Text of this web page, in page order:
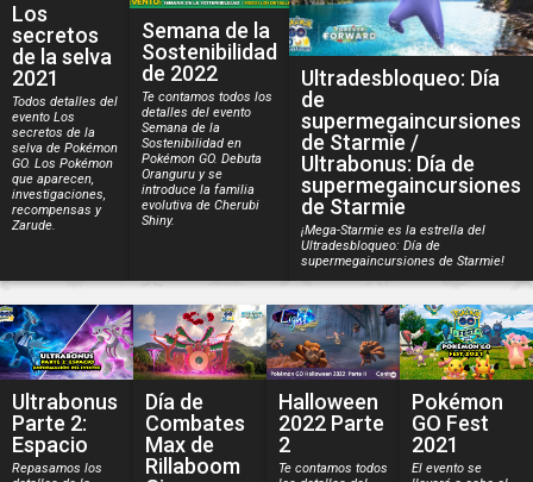
Los
secretos
de la selva
2021
Todos detalles del
evento Los
secretos de la
selva de Pokémon
GO. Los Pokémon
que aparecen,
investigaciones,
recompensas y
Zarude.
Semana de la
Sostenibilidad
de 2022
Te contamos todos los
detalles del evento
Semana de la
Sostenibilidad en
Pokémon GO. Debuta
Oranguru y se
introduce la familia
evolutiva de Cherubi
Shiny.
Ultradesbloqueo: Día
de
supermegaincursiones
de Starmie /
Ultrabonus: Día de
supermegaincursiones
de Starmie
¡Mega-Starmie es la estrella del
Ultradesbloqueo: Día de
supermegaincursiones de Starmie!
Ultrabonus
Parte 2:
Espacio
Repasamos los
Día de
Combates
Max de
Rillaboom
Halloween
2022 Parte
2
Te contamos todos
Pokémon
GO Fest
2021
El evento se